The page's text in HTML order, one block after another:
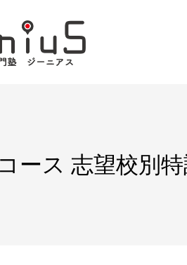
ース 志望校別特